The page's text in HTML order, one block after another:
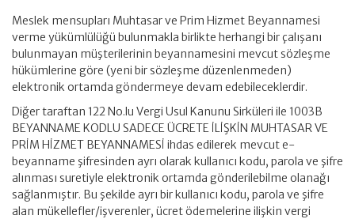
Meslek mensupları Muhtasar ve Prim Hizmet Beyannamesi
verme yükümlülüğü bulunmakla birlikte herhangi bir çalışanı
bulunmayan müşterilerinin beyannamesini mevcut sözleşme
hükümlerine göre (yeni bir sözleşme düzenlenmeden)
elektronik ortamda göndermeye devam edebileceklerdir.
Diğer taraftan 122 No.lu Vergi Usul Kanunu Sirküleri ile 1003B
BEYANNAME KODLU SADECE ÜCRETE İLİŞKİN MUHTASAR VE
PRİM HİZMET BEYANNAMESİ ihdas edilerek mevcut e-
beyanname şifresinden ayrı olarak kullanıcı kodu, parola ve şifre
alınması suretiyle elektronik ortamda gönderilebilme olanağı
sağlanmıştır. Bu şekilde ayrı bir kullanıcı kodu, parola ve şifre
alan mükellefler/işverenler, ücret ödemelerine ilişkin vergi